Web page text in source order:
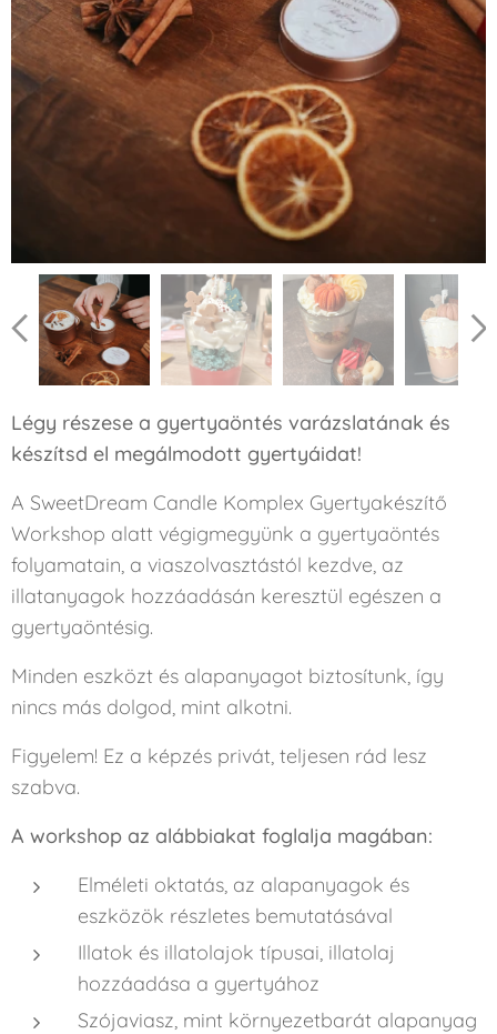
Légy részese a gyertyaöntés varázslatának és
készítsd el megálmodott gyertyáidat!
A SweetDream Candle Komplex Gyertyakészítő
Workshop alatt végigmegyünk a gyertyaöntés
folyamatain, a viaszolvasztástól kezdve, az
illatanyagok hozzáadásán keresztül egészen a
gyertyaöntésig.
Minden eszközt és alapanyagot biztosítunk, így
nincs más dolgod, mint alkotni.
Figyelem! Ez a képzés privát, teljesen rád lesz
szabva.
A workshop az alábbiakat foglalja magában:
Elméleti oktatás, az alapanyagok és
eszközök részletes bemutatásával
Illatok és illatolajok típusai, illatolaj
hozzáadása a gyertyához
Szójaviasz, mint környezetbarát alapanyag